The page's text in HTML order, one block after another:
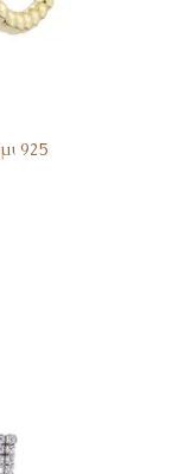
925